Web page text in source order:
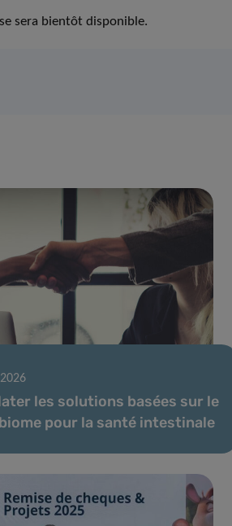
sera bientôt disponible.
les solutions basées sur le
pour la santé intestinale